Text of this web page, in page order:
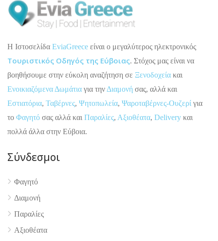
H Ιστοσελίδα EviaGreece είναι ο μεγαλύτερος ηλεκτρονικός
Τουριστικός Οδηγός της Εύβοιας. Στόχος μας είναι να
βοηθήσουμε στην εύκολη αναζήτηση σε Ξενοδοχεία και
Ενοικιαζόμενα Δωμάτια για την Διαμονή σας, αλλά και
Εστιατόρια, Ταβέρνες, Ψητοπωλεία, Ψαροταβέρνες-Ουζερί για
το Φαγητό σας αλλά και Παραλίες, Αξιοθέατα, Delivery και
πολλά άλλα στην Εύβοια.
Σύνδεσμοι
Φαγητό
Διαμονή
Παραλίες
Αξιοθέατα